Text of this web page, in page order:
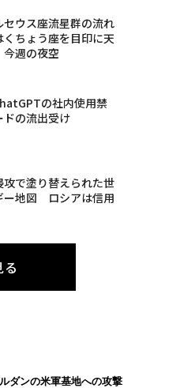
ウス座流星群の流れ
ちょう座を目印に天
週の夜空
の社内使用禁
の流出受け
攻で塗り替えられた世
ー地図 ロシアは信用
ダンの米軍基地への攻撃